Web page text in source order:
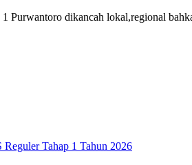
Purwantoro dikancah lokal,regional